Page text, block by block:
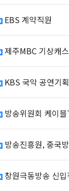
EBS 계약직원
제주MBC 기상캐
KBS 국악 공연기획
방송위원회 케이
방송진흥원, 중국
창원극동방송 신입